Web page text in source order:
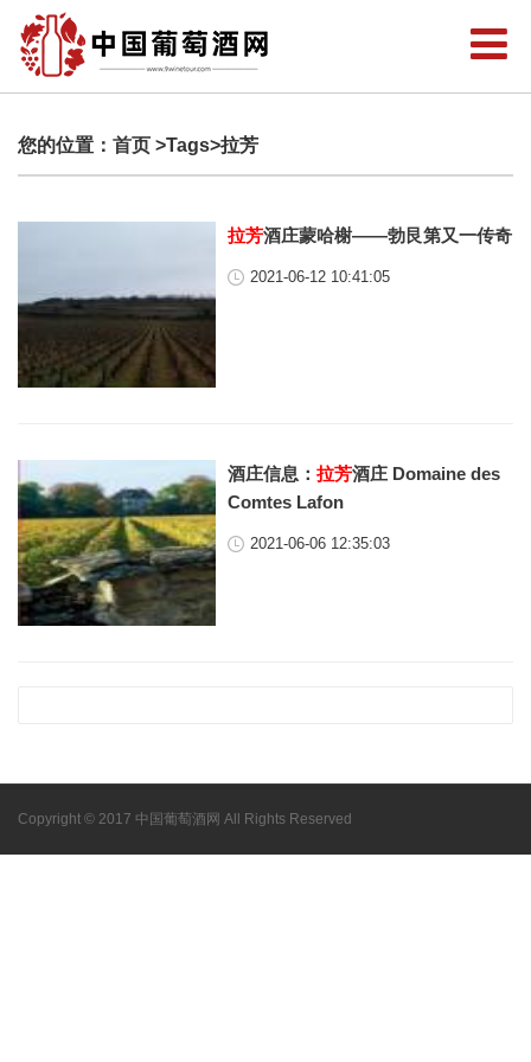
您的位置： 首页 >Tags>拉芳
拉芳酒庄蒙哈榭——勃艮第又一传奇
2021-06-12 10:41:05
酒庄信息：拉芳酒庄 Domaine des
Comtes Lafon
2021-06-06 12:35:03
Copyright © 2017 中国葡萄酒网 All Rights Reserved